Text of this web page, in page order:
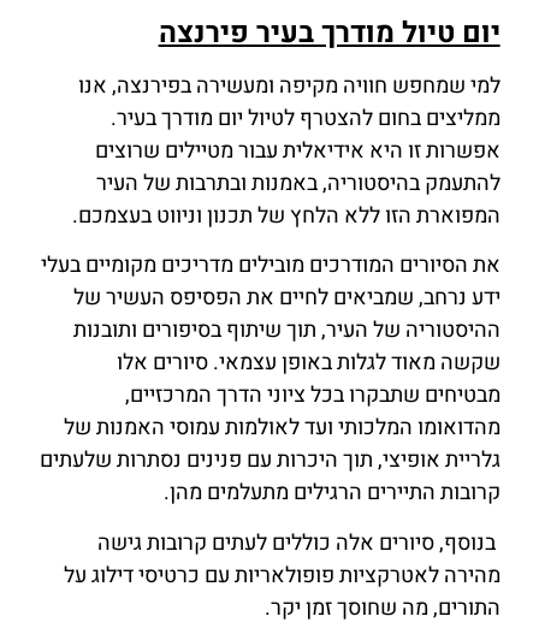
יום טיול מודרך בעיר פירנצה
למי שמחפש חוויה מקיפה ומעשירה בפירנצה, אנו
ממליצים בחום להצטרף לטיול יום מודרך בעיר.
אפשרות זו היא אידיאלית עבור מטיילים שרוצים
להתעמק בהיסטוריה, באמנות ובתרבות של העיר
המפוארת הזו ללא הלחץ של תכנון וניווט בעצמכם.
את הסיורים המודרכים מובילים מדריכים מקומיים בעלי
ידע נרחב, שמביאים לחיים את הפסיפס העשיר של
ההיסטוריה של העיר, תוך שיתוף בסיפורים ותובנות
שקשה מאוד לגלות באופן עצמאי. סיורים אלו
מבטיחים שתבקרו בכל ציוני הדרך המרכזיים,
מהדואומו המלכותי ועד לאולמות עמוסי האמנות של
גלריית אופיצי, תוך היכרות עם פנינים נסתרות שלעתים
קרובות התיירים הרגילים מתעלמים מהן.
בנוסף, סיורים אלה כוללים לעתים קרובות גישה
מהירה לאטרקציות פופולאריות עם כרטיסי דילוג על
התורים, מה שחוסך זמן יקר.